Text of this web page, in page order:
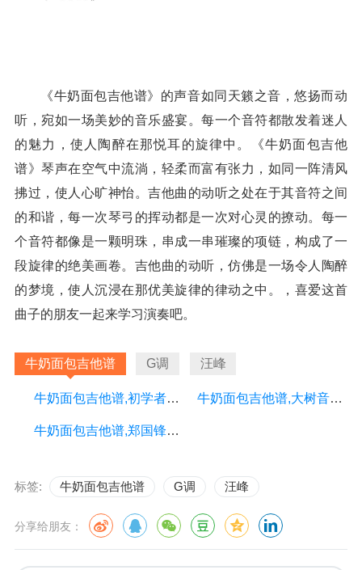
《牛奶面包吉他谱》的声音如同天籁之音，悠扬而动
听，宛如一场美妙的音乐盛宴。每一个音符都散发着迷人
的魅力，使人陶醉在那悦耳的旋律中。《牛奶面包吉他
谱》琴声在空气中流淌，轻柔而富有张力，如同一阵清风
拂过，使人心旷神怡。吉他曲的动听之处在于其音符之间
的和谐，每一次琴弓的挥动都是一次对心灵的撩动。每一
个音符都像是一颗明珠，串成一串璀璨的项链，构成了一
段旋律的绝美画卷。吉他曲的动听，仿佛是一场令人陶醉
的梦境，使人沉浸在那优美旋律的律动之中。，喜爱这首
曲子的朋友一起来学习演奏吧。
牛奶面包吉他谱 G调 汪峰
牛奶面包吉他谱,初学者G调简单版,大树音乐屋编配,杨紫版 牛奶面包吉他谱,大树音乐屋编配歌曲,G调指弹简谱,新手弹唱简单版
牛奶面包吉他谱,郑国锋歌曲,简单指弹教学简谱,大树乐器六线谱图片
标签: 牛奶面包吉他谱 G调 汪峰
分享给朋友：